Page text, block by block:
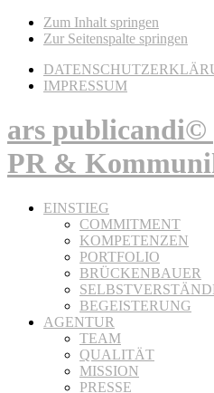
Zum Inhalt springen
Zur Seitenspalte springen
IMPRESSUM
ars
PR &
EINSTIEG
COMMITMENT
KOMPETENZEN
PORTFOLIO
BRÜCKENBAUER
BEGEISTERUNG
AGENTUR
TEAM
QUALITÄT
MISSION
PRESSE